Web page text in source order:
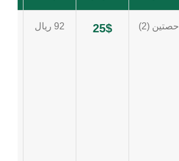
حصتين (2) 25$ 92 ريال